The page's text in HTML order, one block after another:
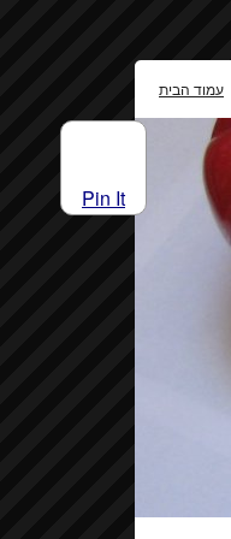
Pin It
עמוד הבית